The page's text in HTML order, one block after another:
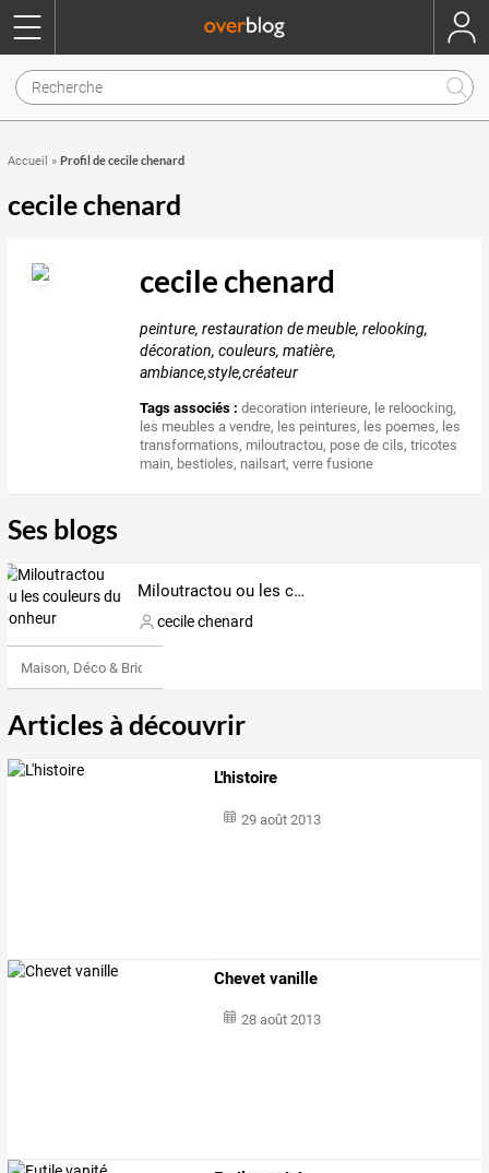
Accueil » Profil de cecile chenard
cecile chenard
cecile chenard
peinture, restauration de meuble, relooking,
décoration, couleurs, matière,
ambiance,style,créateur
Tags associés : decoration interieure, le reloocking,
les meubles a vendre, les peintures, les poemes, les
transformations, miloutractou, pose de cils,tricotes
main, bestioles, nailsart,verre fusione
Ses blogs
Miloutractou ou les couleurs du bonheur
cecile chenard
Maison, Déco & Bricolage
Articles à découvrir
L'histoire
29 août 2013
Chevet vanille
28 août 2013